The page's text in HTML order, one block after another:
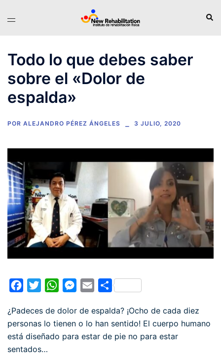
Alternar
Todo lo que debes saber
sobre el «Dolor de
espalda»
POR ALEJANDRO PÉREZ ÁNGELES 3 JULIO, 2020
FacebookTwitterWhatsAppMessenger
EmailCompartir
¿Padeces de dolor de espalda? ¡Ocho de cada diez
personas lo tienen o lo han sentido! El cuerpo humano
está diseñado para estar de pie no para estar
sentados…